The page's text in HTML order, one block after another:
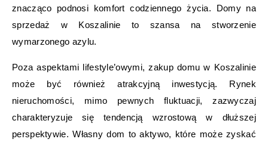
znacząco podnosi komfort codziennego życia. Domy na
sprzedaż w Koszalinie to szansa na stworzenie
wymarzonego azylu.
Poza aspektami lifestyle’owymi, zakup domu w Koszalinie
może być również atrakcyjną inwestycją. Rynek
nieruchomości, mimo pewnych fluktuacji, zazwyczaj
charakteryzuje się tendencją wzrostową w dłuższej
perspektywie. Własny dom to aktywo, które może zyskać